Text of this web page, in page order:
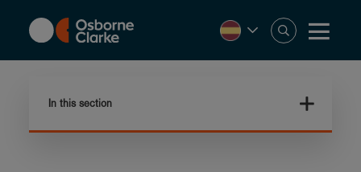
content
In this section